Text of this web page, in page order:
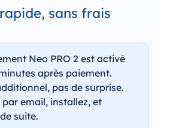
sans frais
Neo PRO 2 est activé
après paiement.
pas de surprise.
email, installez, et
suite.